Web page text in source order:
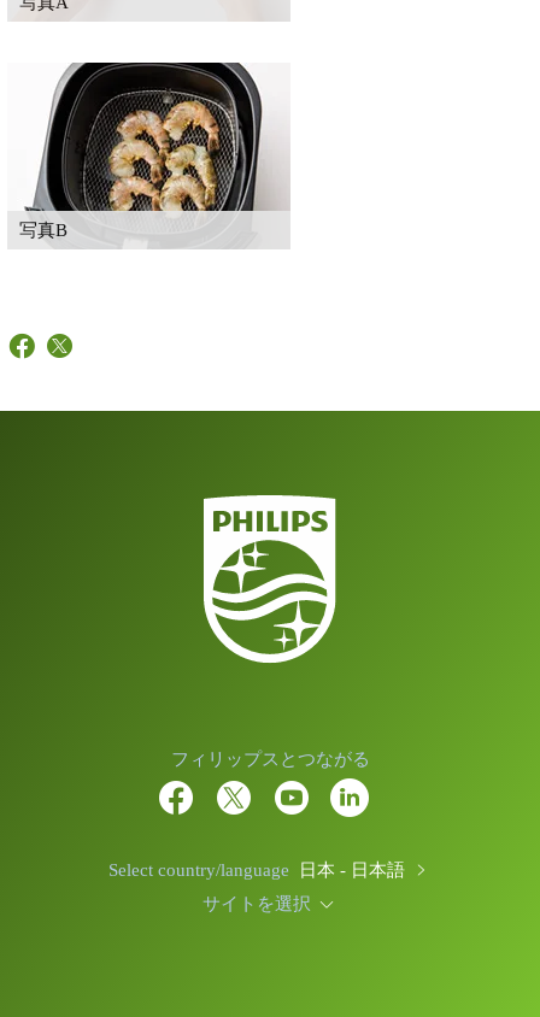
写真B
フィリップスとつながる
Select country/language
日本 - 日本語
サイトを選択